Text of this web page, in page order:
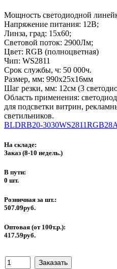
Мощность светодиодной
Напряжение питания: 12В;
Линза, град: 15x60;
Световой поток: 2900Лм;
Цвет: RGB (полноцветная)
Чип: WS2811
Срок службы, ч: 50 000ч.
Размер, мм: 990x25x16мм
Шаг резки, мм: 12см (3
Область применения:
для подсветки витрин,
светильников.
BLDRB20-
На складе:
Заказ (8-10 недель.)
В пути:
0 шт.
Розничная за шт.:
507.09руб.
Оптовая (от 100т.р.):
417.59руб.